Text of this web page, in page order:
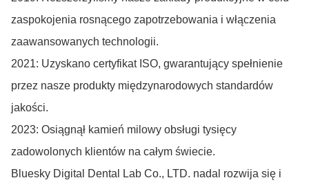
zaspokojenia rosnącego zapotrzebowania i włączenia
zaawansowanych technologii.
2021: Uzyskano certyfikat ISO, gwarantujący spełnienie
przez nasze produkty międzynarodowych standardów
jakości.
2023: Osiągnął kamień milowy obsługi tysięcy
zadowolonych klientów na całym świecie.
Bluesky Digital Dental Lab Co., LTD. nadal rozwija się i